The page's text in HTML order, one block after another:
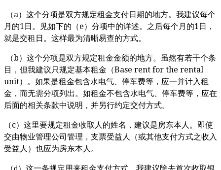
（a）这个分项是双方规定租金支付日期的地方。我建议每个
月的1 日。见如下的（e）分项中的详述。之后每个月的1 日，
就是交租日。这样最为清晰易查的方式。
（b）这个分项是双方规定租金金额的地方。虽然有若干个条
目，但我建议只规定基本租金（Base rent for the rental
unit）。如果是租金包含水电气、停车费等，应一并计入租
金，而无需分项列出。如租金不包含水电气、停车费等，应在
后面的相关条款中说明，并另行约定交付方式。
（c）这里要规定租金收取人的姓名，建议是房东本人。即使
交由物业管理公司管理，支票受益人（或其他支付方式之收入
受益人）也应为房东本人。